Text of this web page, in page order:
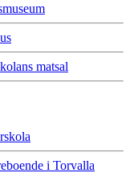
matsal
i Torvalla